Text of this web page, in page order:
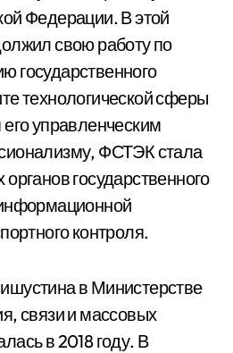
Федерации. В этой
свою работу по
государственного
технологической сферы
управленческим
ФСТЭК стала
государственного
контроля.
в Министерстве
связи и массовых
в 2018 году. В